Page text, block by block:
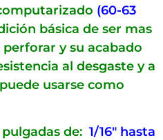
(60-63
básica de ser mas
y su acabado
al desgaste y a
usarse como
de: 1/16″ hasta